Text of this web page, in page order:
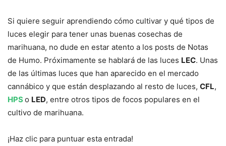
Si quiere seguir aprendiendo cómo cultivar y qué tipos de
luces elegir para tener unas buenas cosechas de
marihuana, no dude en estar atento a los posts de Notas
de Humo. Próximamente se hablará de las luces LEC. Unas
de las últimas luces que han aparecido en el mercado
cannábico y que están desplazando al resto de luces, CFL,
HPSo LED, entre otros tipos de focos populares en el
cultivo de marihuana.
¡Haz clic para puntuar esta entrada!